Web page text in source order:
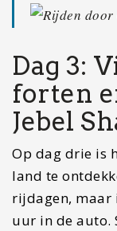
Dag 3:
forten
Jebel
Op dag drie is
land te
rijdagen, maar
uur in de auto.